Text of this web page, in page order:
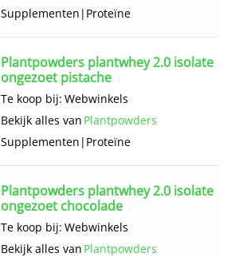
Supplementen | Proteïne
Plantpowders plantwhey 2.0 isolate
ongezoet pistache
Te koop bij: Webwinkels
Bekijk alles van Plantpowders
Supplementen | Proteïne
Plantpowders plantwhey 2.0 isolate
ongezoet chocolade
Te koop bij: Webwinkels
Bekijk alles van Plantpowders